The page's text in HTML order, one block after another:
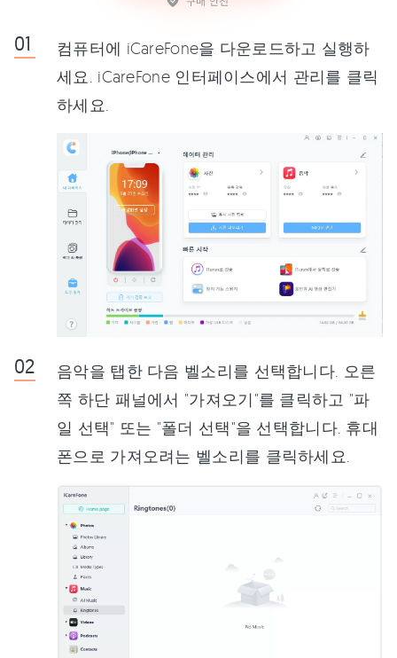
컴퓨터에 iCareFone을 다운로드하고 실행하
세요. iCareFone 인터페이스에서 관리를 클릭
하세요.
음악을 탭한 다음 벨소리를 선택합니다. 오른
쪽 하단 패널에서 "가져오기"를 클릭하고 "파
일 선택" 또는 "폴더 선택"을 선택합니다. 휴대
폰으로 가져오려는 벨소리를 클릭하세요.